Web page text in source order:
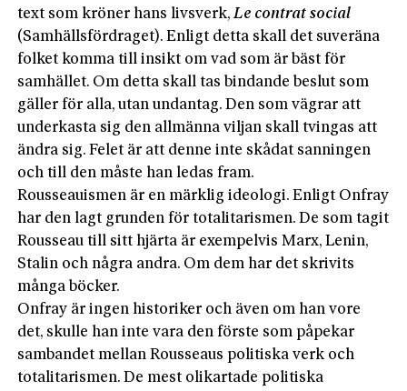
text som kröner hans livsverk,Le contrat social
(Samhällsfördraget). Enligt detta skall det suveräna
folket komma till insikt om vad som är bäst för
samhället. Om detta skall tas bindande beslut som
gäller för alla, utan undantag. Den som vägrar att
underkasta sig den allmänna viljan skall tvingas att
ändra sig. Felet är att denne inte skådat sanningen
och till den måste han ledas fram.
Rousseauismen är en märklig ideologi. Enligt Onfray
har den lagt grunden för totalitarismen. De som tagit
Rousseau till sitt hjärta är exempelvis Marx, Lenin,
Stalin och några andra. Om dem har det skrivits
många böcker.
Onfray är ingen historiker och även om han vore
det, skulle han inte vara den förste som påpekar
sambandet mellan Rousseaus politiska verk och
totalitarismen. De mest olikartade politiska